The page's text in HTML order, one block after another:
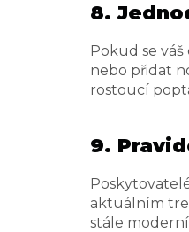
8.
Pokud se
nebo přidat
rostoucí
9.
aktuálním
stále